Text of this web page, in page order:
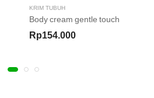
KRIM TUBUH
Body cream gentle touch
Rp154.000